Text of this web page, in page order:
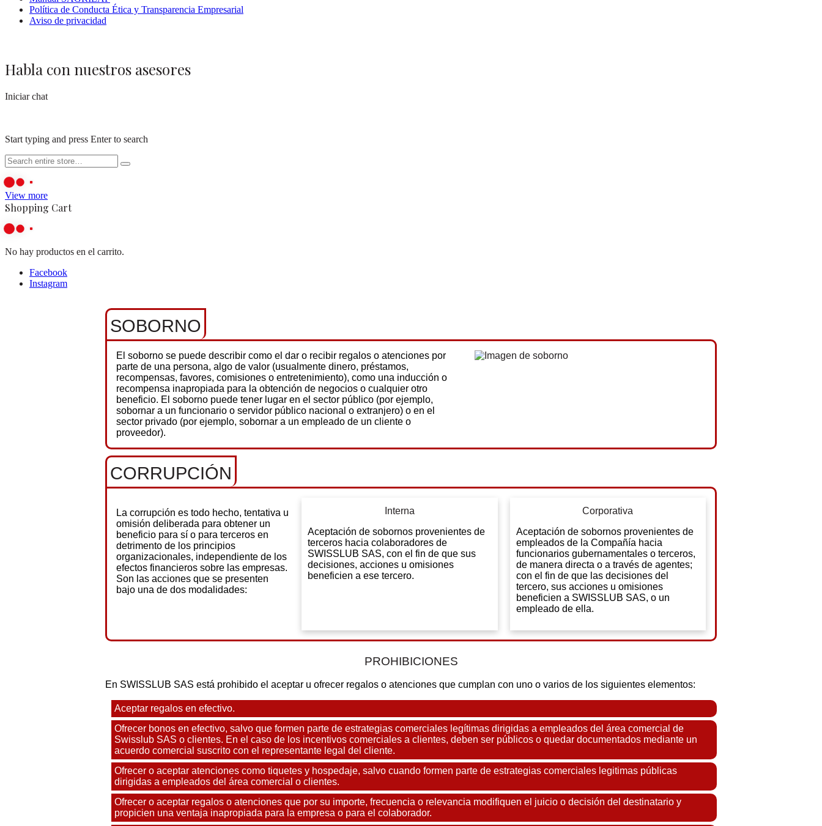
Política de Conducta Ética y Transparencia Empresarial
Aviso de privacidad
Habla con nuestros asesores
Iniciar chat
Start typing and press Enter to search
View more
Shopping Cart
No hay productos en el carrito.
Facebook
Instagram
SOBORNO
El soborno se puede describir como el dar o recibir regalos o atenciones por
parte de una persona, algo de valor (usualmente dinero, préstamos,
recompensas, favores, comisiones o entretenimiento), como una inducción o
recompensa inapropiada para la obtención de negocios o cualquier otro
beneficio. El soborno puede tener lugar en el sector público (por ejemplo,
sobornar a un funcionario o servidor público nacional o extranjero) o en el
sector privado (por ejemplo, sobornar a un empleado de un cliente o
proveedor).
CORRUPCIÓN
La corrupción es todo hecho, tentativa u
omisión deliberada para obtener un
beneficio para sí o para terceros en
detrimento de los principios
organizacionales, independiente de los
efectos financieros sobre las empresas.
Son las acciones que se presenten
bajo una de dos modalidades:
Interna
Aceptación de sobornos provenientes de
terceros hacia colaboradores de
SWISSLUB SAS, con el fin de que sus
decisiones, acciones u omisiones
beneficien a ese tercero.
Corporativa
Aceptación de sobornos provenientes de
empleados de la Compañía hacia
funcionarios gubernamentales o terceros,
de manera directa o a través de agentes;
con el fin de que las decisiones del
tercero, sus acciones u omisiones
beneficien a SWISSLUB SAS, o un
empleado de ella.
PROHIBICIONES
En SWISSLUB SAS está prohibido el aceptar u ofrecer regalos o atenciones que cumplan con uno o varios de los siguientes elementos:
Aceptar regalos en efectivo.
Ofrecer bonos en efectivo, salvo que formen parte de estrategias comerciales legítimas dirigidas a empleados del área comercial de
Swisslub SAS o clientes. En el caso de los incentivos comerciales a clientes, deben ser públicos o quedar documentados mediante un
acuerdo comercial suscrito con el representante legal del cliente.
Ofrecer o aceptar atenciones como tiquetes y hospedaje, salvo cuando formen parte de estrategias comerciales legitimas públicas
dirigidas a empleados del área comercial o clientes.
Ofrecer o aceptar regalos o atenciones que por su importe, frecuencia o relevancia modifiquen el juicio o decisión del destinatario y
propicien una ventaja inapropiada para la empresa o para el colaborador.